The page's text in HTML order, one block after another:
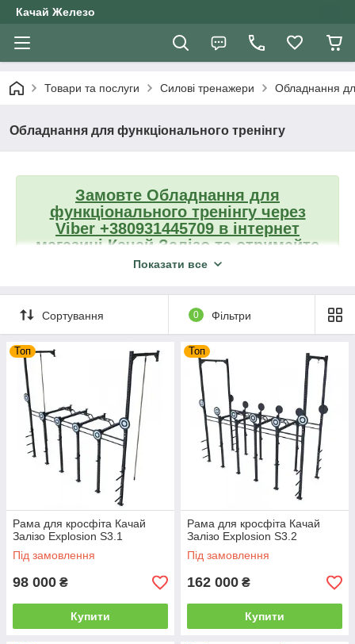
Качай Железо
Товари та послуги Силові тренажери Обладнання
Обладнання для функціонального тренінгу
Замовте Обладнання для
функціонального тренінгу через
Viber +380931445709 в інтернет
магазині Качай Залізо та отримайте
знижку від 5% на другу покупку
Вантажноблочні тренажери
Тренажери на вільних вагах
Силові рами
Силові станції
Машини Смитта
Рукоятки для тренажерів
Столи для армрестлінгу
Лямки для ніг та рук для тренажерів
Петлі підвісні для пресу
Повернутися на головну
Показати все
Сортування 0 Фільтри
Топ
Рама для кросфіта Качай
Залізо Explosion S3.1
Під замовлення
98 000 ₴
Купити
Топ
Рама для кросфіта Качай
Залізо Explosion S3.2
Під замовлення
162 000 ₴
Купити